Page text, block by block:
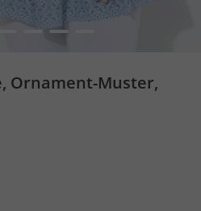
5
Ornament-Muster,